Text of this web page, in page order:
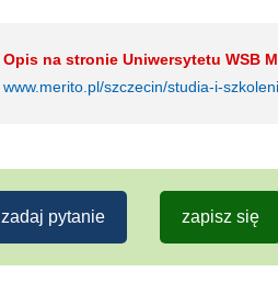
Opis na stronie Uniwersytetu WSB
www.merito.pl/szczecin/studia-i-
zadaj pytanie zapisz się